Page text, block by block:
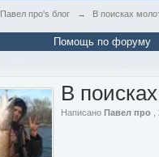
Павел про's блог → В поисках
Помощь по форуму
В
НаписаноПавел про